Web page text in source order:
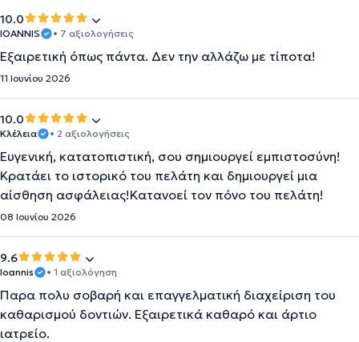
10.0
IOANNIS • 7 αξιολογήσεις
Εξαιρετική όπως πάντα. Δεν την αλλάζω με τίποτα!
11 Ιουνίου 2026
10.0
Κλέλεια • 2 αξιολογήσεις
Ευγενική, κατατοπιστική, σου σημιουργεί εμπιστοσύνη!
Κρατάει το ιστορικό του πελάτη και δημιουργεί μια
αίσθηση ασφάλειας!Κατανοεί τον πόνο του πελάτη!
08 Ιουνίου 2026
9.6
Ioannis • 1 αξιολόγηση
Παρα πολυ σοβαρή και επαγγελματική διαχείριση του
καθαρισμού δοντιών. Εξαιρετικά καθαρό και άρτιο
ιατρείο.